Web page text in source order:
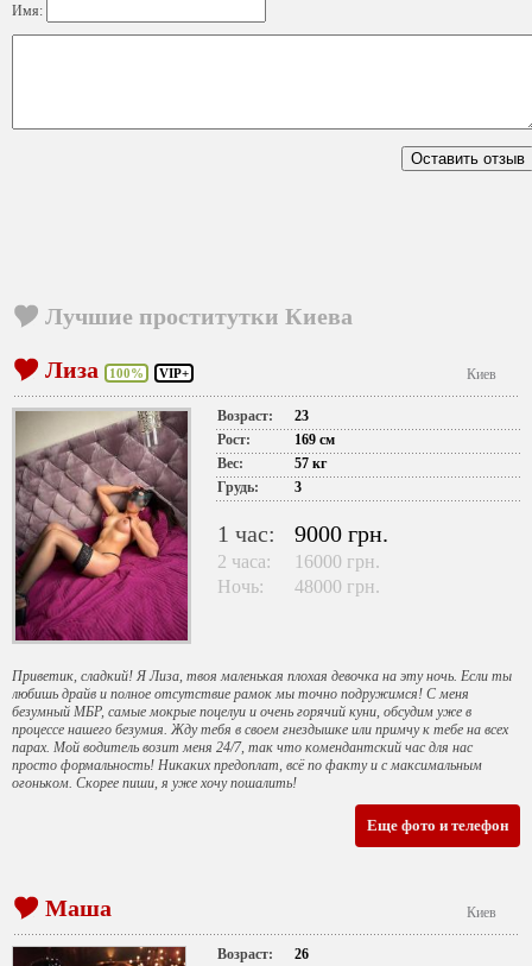
Имя:
Лучшие проститутки Киева
Лиза 100% VIP+ Киев
Возраст:
23
Рост:
169 см
Вес:
57 кг
Грудь:
3
1 час: 9000 грн.
2 часа:
16000 грн.
Ночь:
48000 грн.
Приветик, сладкий! Я Лиза, твоя маленькая плохая девочка на эту ночь. Если ты
любишь драйв и полное отсутствие рамок мы точно подружимся! С меня
безумный МБР, самые мокрые поцелуи и очень горячий куни, обсудим уже в
процессе нашего безумия. Жду тебя в своем гнездышке или примчу к тебе на всех
парах. Мой водитель возит меня 24/7, так что комендантский час для нас
просто формальность! Никаких предоплат, всё по факту и с максимальным
огоньком. Скорее пиши, я уже хочу пошалить!
Еще фото и телефон
Маша Киев
Возраст:
26